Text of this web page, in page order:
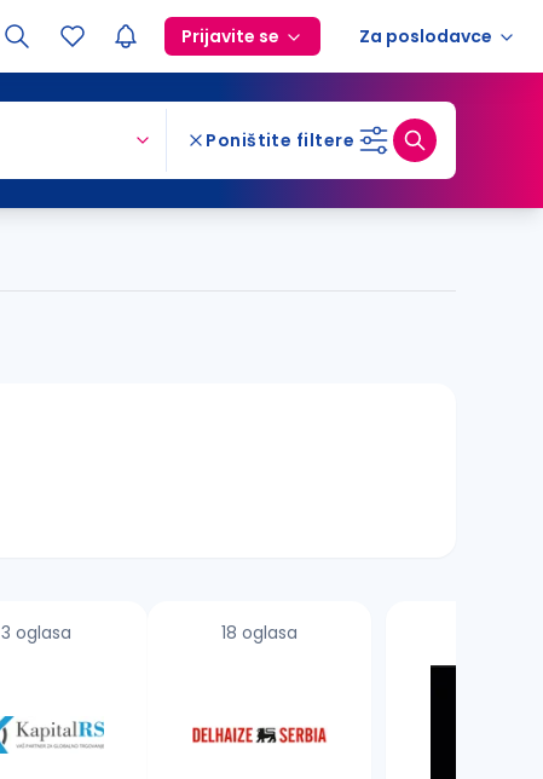
Prijavite se Za poslodavce
Poništite filtere
3 oglasa 18 oglasa